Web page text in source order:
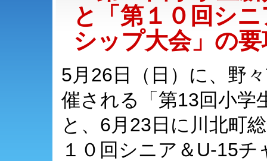
と「第１０回シ
シップ大会」の
5月26日（日）に、野
催される「第13回小学
と、6月23日に川北町
１０回シニア＆U-15